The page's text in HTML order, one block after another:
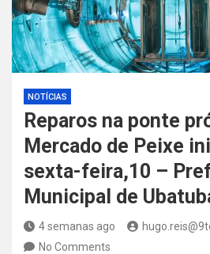
NOTÍCIAS
Reparos na ponte
Mercado de Peixe
sexta-feira,10 –
Municipal de
4 semanas ago
No Comments